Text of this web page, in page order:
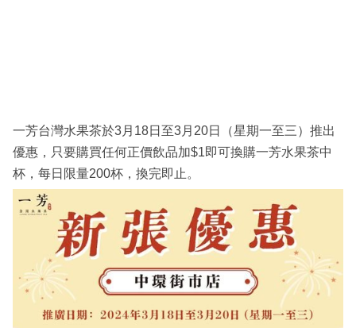
區
一芳台灣水果茶於3月18日至3月20日（星期一至三）推出
優惠，只要購買任何正價飲品加$1即可換購一芳水果茶中
杯，每日限量200杯，換完即止。